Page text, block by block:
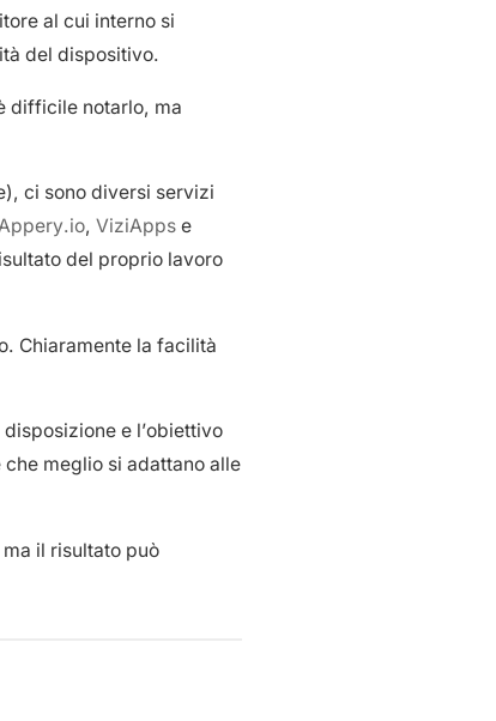
al cui interno si
del dispositivo.
difficile notarlo, ma
ci sono diversi servizi
Appery.io, ViziApps e
del proprio lavoro
Chiaramente la facilità
e l’obiettivo
meglio si adattano alle
il risultato può